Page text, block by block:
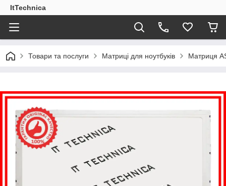
ItTechnica
Товари та послуги Матриці для ноутбуків Матриця